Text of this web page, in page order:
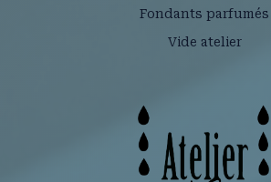
Fondants parfumés
Vide atelier